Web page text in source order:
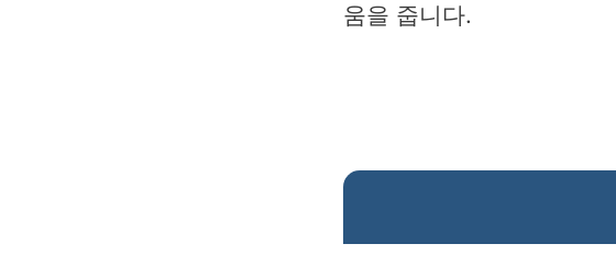
움을 줍니다.